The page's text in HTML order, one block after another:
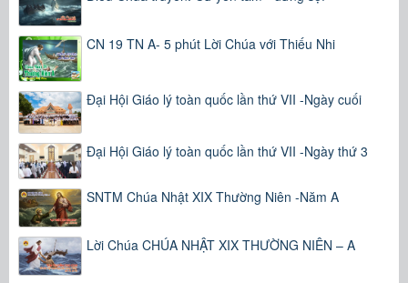
CN 19 TN A- 5 phút Lời Chúa với Thiếu Nhi
Đại Hội Giáo lý toàn quốc lần thứ VII -Ngày cuối
Đại Hội Giáo lý toàn quốc lần thứ VII -Ngày thứ 3
SNTM Chúa Nhật XIX Thường Niên -Năm A
Lời Chúa CHÚA NHẬT XIX THƯỜNG NIÊN – A